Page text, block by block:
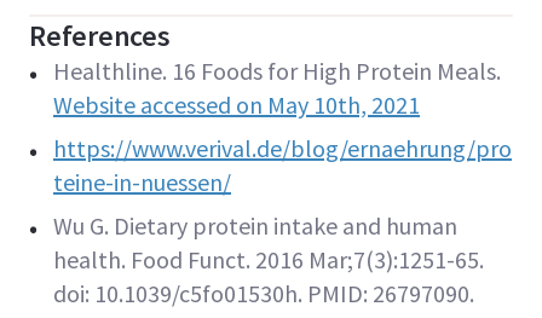
References
Healthline. 16 Foods for High Protein Meals.
Website accessed on May 10th, 2021
https://www.verival.de/blog/ernaehrung/pro
teine-in-nuessen/
Wu G. Dietary protein intake and human
health. Food Funct. 2016 Mar;7(3):1251-65.
doi: 10.1039/c5fo01530h. PMID: 26797090.